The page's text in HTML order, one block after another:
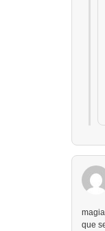
que